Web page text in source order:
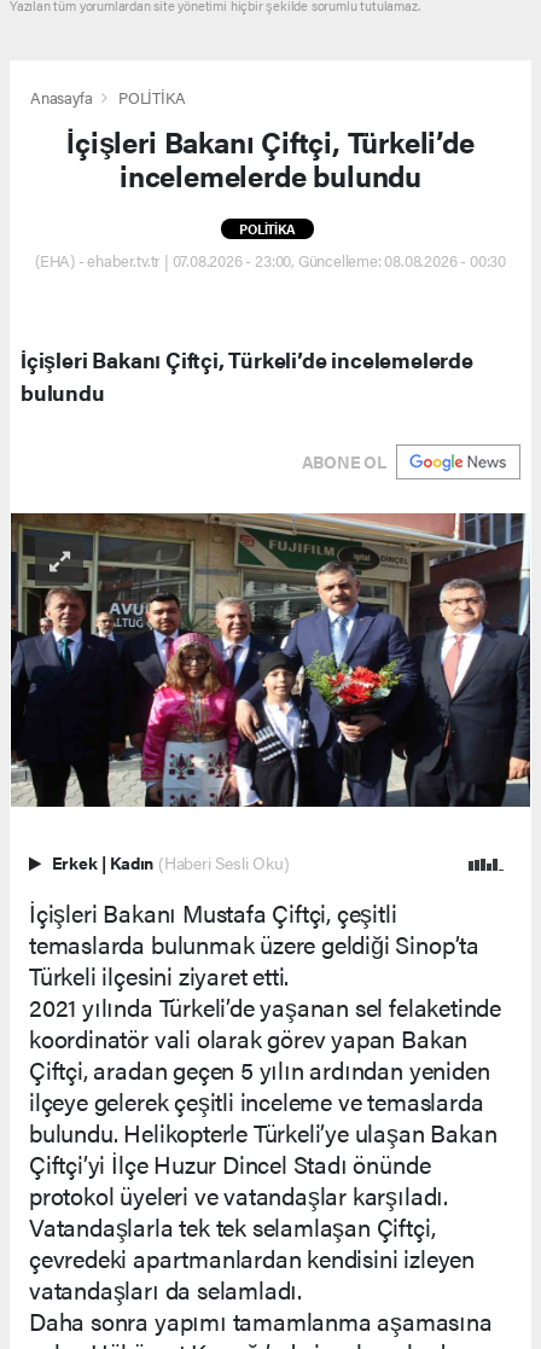
Yazılan tüm yorumlardan site yönetimi hiçbir şekilde sorumlu tutulamaz.
Anasayfa POLİTİKA
İçişleri Bakanı Çiftçi, Türkeli’de
incelemelerde bulundu
POLİTİKA
(EHA) - ehaber.tv.tr | 07.08.2026 - 23:00, Güncelleme: 08.08.2026 - 00:30
İçişleri Bakanı Çiftçi, Türkeli’de incelemelerde
bulundu
ABONE OL
Erkek | Kadın (Haberi Sesli Oku)
İçişleri Bakanı Mustafa Çiftçi, çeşitli
temaslarda bulunmak üzere geldiği Sinop’ta
Türkeli ilçesini ziyaret etti.
2021 yılında Türkeli’de yaşanan sel felaketinde
koordinatör vali olarak görev yapan Bakan
Çiftçi, aradan geçen 5 yılın ardından yeniden
ilçeye gelerek çeşitli inceleme ve temaslarda
bulundu. Helikopterle Türkeli’ye ulaşan Bakan
Çiftçi’yi İlçe Huzur Dincel Stadı önünde
protokol üyeleri ve vatandaşlar karşıladı.
Vatandaşlarla tek tek selamlaşan Çiftçi,
çevredeki apartmanlardan kendisini izleyen
vatandaşları da selamladı.
Daha sonra yapımı tamamlanma aşamasına